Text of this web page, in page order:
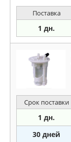
Поставка
1 дн.
Срок поставки
1 дн.
30 дней